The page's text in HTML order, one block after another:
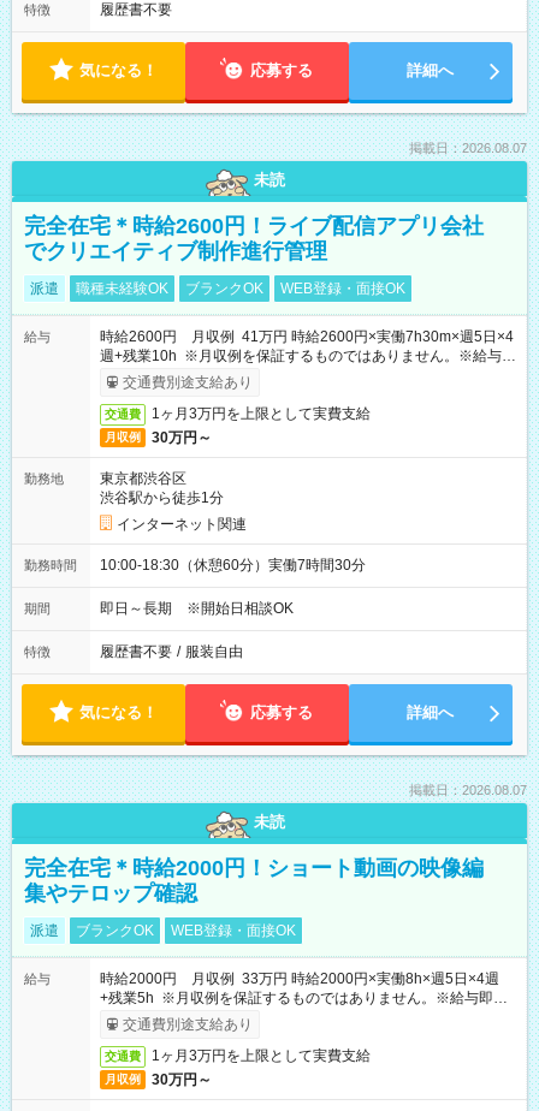
特徴 履歴書不要
気になる！ 応募する 詳細へ
掲載日：2026.08.07
未読
完全在宅＊時給2600円！ライブ配信アプリ会社
でクリエイティブ制作進行管理
派遣 職種未経験OK ブランクOK WEB登録・面接OK
給与
時給2600円 月収例 41万円 時給2600円×実働7h30m×週5日×4
週+残業10h ※月収例を保証するものではありません。※給与即
受取りサービス利用可（利用条件有）
交通費別途支給あり
交通費 1ヶ月3万円を上限として実費支給
月収例 30万円～
勤務地
東京都渋谷区
渋谷駅から徒歩1分
インターネット関連
勤務時間 10:00-18:30（休憩60分）実働7時間30分
期間 即日～長期 ※開始日相談OK
特徴 履歴書不要 / 服装自由
気になる！ 応募する 詳細へ
掲載日：2026.08.07
未読
完全在宅＊時給2000円！ショート動画の映像編
集やテロップ確認
派遣 ブランクOK WEB登録・面接OK
給与
時給2000円 月収例 33万円 時給2000円×実働8h×週5日×4週
+残業5h ※月収例を保証するものではありません。※給与即受
取りサービス利用可（利用条件有）
交通費別途支給あり
交通費 1ヶ月3万円を上限として実費支給
月収例 30万円～